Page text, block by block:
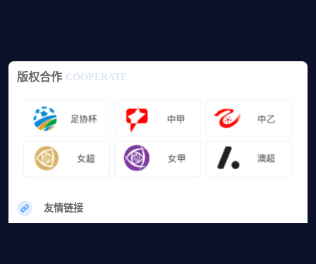
版权合作 COOPERATE
友情链接